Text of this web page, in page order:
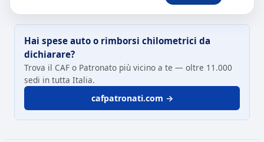
Hai spese auto o rimborsi chilometrici da
dichiarare?
Trova il CAF o Patronato più vicino a te — oltre 11.000
sedi in tutta Italia.
cafpatronati.com →